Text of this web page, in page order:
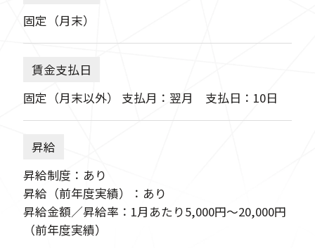
固定（月末）
賃金支払日
固定（月末以外） 支払月：翌月 支払日：10日
昇給
昇給制度：あり
昇給（前年度実績）：あり
昇給金額／昇給率：1月あたり5,000円〜20,000円
（前年度実績）